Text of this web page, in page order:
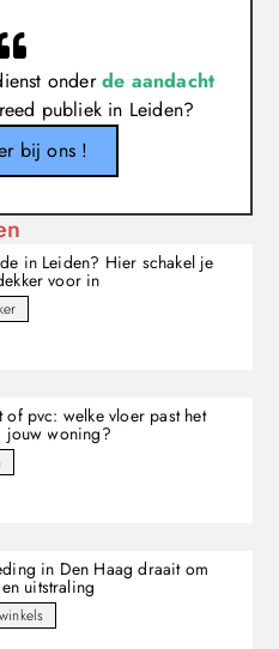
onderde aandacht
publiek in Leiden?
bij ons !
in Leiden? Hier schakel je
voor in
of pvc: welke vloer past het
jouw woning?
in Den Haag draait om
uitstraling